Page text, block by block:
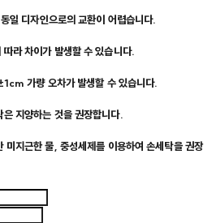
디자인으로의 교환이 어렵습니다.
라 차이가 발생할 수 있습니다.
가량 오차가 발생할 수 있습니다.
지양하는 것을 권장합니다.
지근한 물, 중성세제를 이용하여 손세탁을 권장